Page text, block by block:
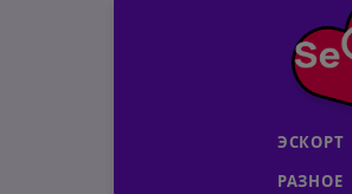
ЭСКОРТ
РАЗНOE